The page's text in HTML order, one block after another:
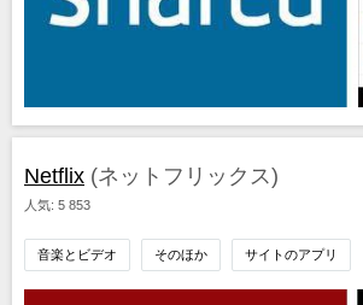
Netflix (ネットフリックス)
人気: 5 853
音楽とビデオ そのほか サイトのアプリ